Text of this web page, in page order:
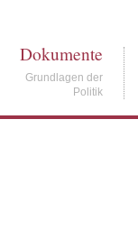
Dokumente
Grundlagen der
Politik